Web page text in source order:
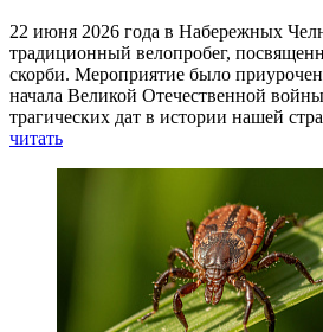
22 июня 2026 года в Набережных
традиционный велопробег,
скорби. Мероприятие было
начала Великой Отечественной
трагических дат в истории нашей
читать